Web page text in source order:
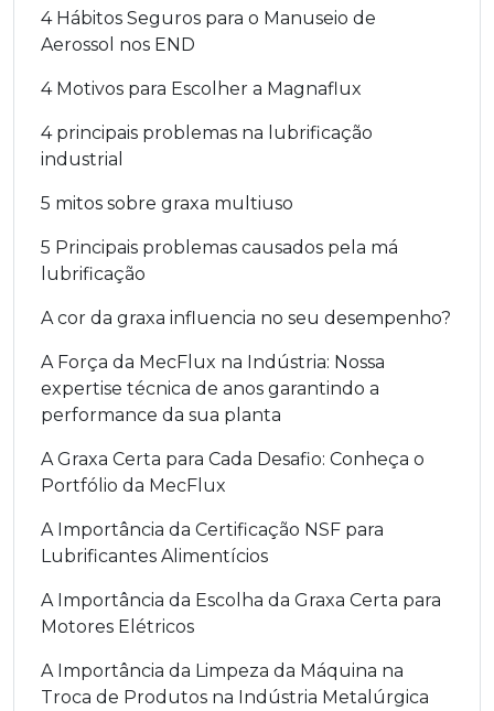
4 Hábitos Seguros para o Manuseio de
Aerossol nos END
4 Motivos para Escolher a Magnaflux
4 principais problemas na lubrificação
industrial
5 mitos sobre graxa multiuso
5 Principais problemas causados pela má
lubrificação
A cor da graxa influencia no seu desempenho?
A Força da MecFlux na Indústria: Nossa
expertise técnica de anos garantindo a
performance da sua planta
A Graxa Certa para Cada Desafio: Conheça o
Portfólio da MecFlux
A Importância da Certificação NSF para
Lubrificantes Alimentícios
A Importância da Escolha da Graxa Certa para
Motores Elétricos
A Importância da Limpeza da Máquina na
Troca de Produtos na Indústria Metalúrgica